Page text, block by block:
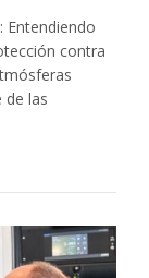
Entendiendo
contra
las